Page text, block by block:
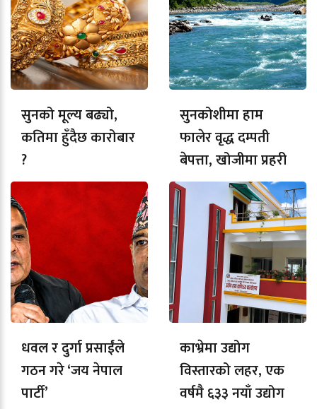
सुनको मूल्य बढ्यो,
कतिमा हुँदैछ कारोबार
?
सुनकोशीमा हाम
फालेर वृद्ध दम्पती
बेपत्ता, खोजीमा प्रहरी
धवल र दुर्गा प्रसाईंले
गठन गरे ‘जय नेपाल
पार्टी’
काभ्रेमा उद्योग
विस्तारको लहर, एक
वर्षमै ६३३ नयाँ उद्योग